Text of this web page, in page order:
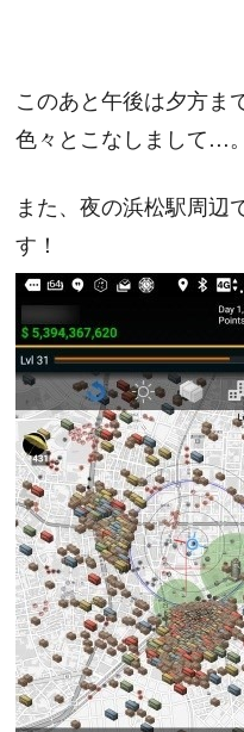
このあと午後は夕方ま
色々とこなしまして…。
また、夜の浜松駅周辺
す！